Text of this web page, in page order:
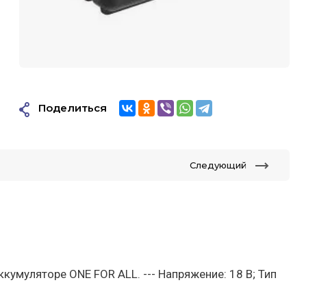
Поделиться
Следующий
ONE FOR ALL. --- Напряжение: 18 В; Тип